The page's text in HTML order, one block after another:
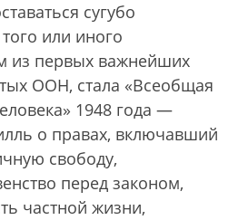
сугубо
или иного
из первых важнейших
ООН, стала «Всеобщая
1948 года —
о правах, включавший
свободу,
перед законом,
частной жизни,